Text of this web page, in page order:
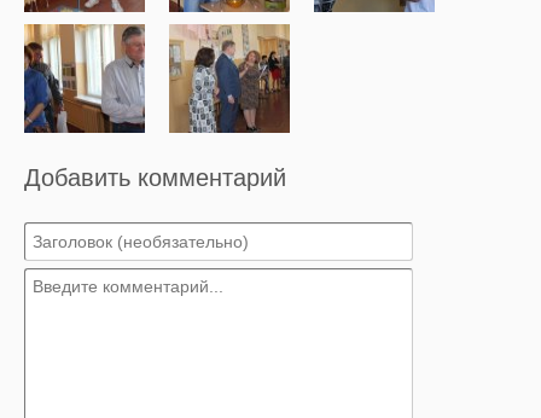
Добавить комментарий